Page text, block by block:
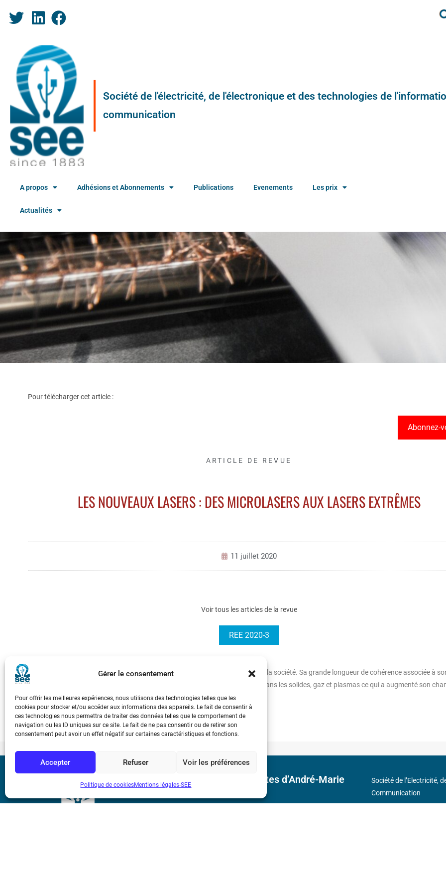
Gérer le consentement
Pour offrir les meilleures expériences, nous utilisons des technologies telles que les
cookies pour stocker et/ou accéder aux informations des appareils. Le fait de consentir à
ces technologies nous permettra de traiter des données telles que le comportement de
navigation ou les ID uniques sur ce site. Le fait de ne pas consentir ou de retirer son
consentement peut avoir un effet négatif sur certaines caractéristiques et fonctions.
Accepter Refuser Voir les préférences
Politique de cookiesMentions légales-SEE
Société de l'électricité, de l'électronique et des technologies de
communication
A propos Adhésions et Abonnements Publications Evenements Les prix
Actualités
Pour télécharger cet article :
Abonnez-
ARTICLE DE REVUE
LES NOUVEAUX LASERS : DES MICROLASERS AUX LASERS EXTRÊMES
11 juillet 2020
Voir tous les articles de la revue
REE 2020-3
L’arrivée de la lumière cohérente a représenté une révolution pour la science et la société. Sa grande longueur de cohérence associée à
champ électrique élevé, a permis au laser la production d’effets non linéaires dans les solides, gaz et plasmas ce qui a augmenté son
d’applications de façon considérable.
Bicentenaire des découvertes d’André-Marie
Ampère
Société de l’Electricité,
Communication